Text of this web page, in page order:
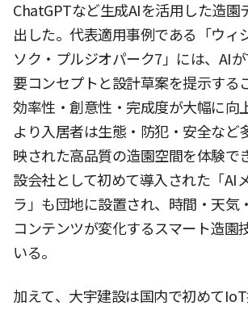
ChatGPTなど生成AIを活用した造園
出した。代表適用事例である「ウィ
ソク・プルジオパーク7」には、AI
要コンセプトと設計草案を提示する
効率性・創意性・完成度が大幅に向
より入居者は生態・防犯・安全など
映された高品質の造園空間を体験で
設会社として初めて導入された「AI
ラ」も団地に設置され、時間・天気
コンテンツが変化するスマート造園
いる。
加えて、大宇建設は国内で初めて